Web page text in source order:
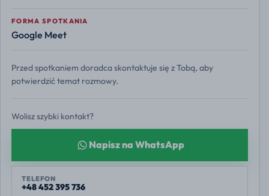
FORMA SPOTKANIA
Google Meet
Przed spotkaniem doradca skontaktuje się z Tobą, aby
potwierdzić temat rozmowy.
Wolisz szybki kontakt?
Napisz na WhatsApp
TELEFON
+48 452 395 736